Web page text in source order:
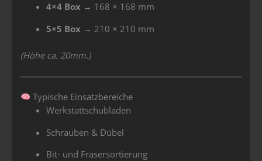
4×4 Box→ 168 × 168 mm
5×5 Box → 210 × 210 mm
(Höhe ca. 20mm.)
Typische Einsatzbereiche
Werkstattschubladen
Schrauben & Dübel
Bit- und Fräsersortierung